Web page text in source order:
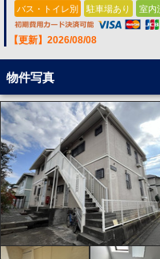
バス・トイレ別 駐車場あり 室内
【更新】2026/08/08
物件写真